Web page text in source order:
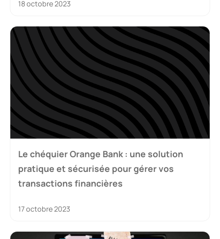
18 octobre 2023
Le chéquier Orange Bank : une solution
pratique et sécurisée pour gérer vos
transactions financières
17 octobre 2023